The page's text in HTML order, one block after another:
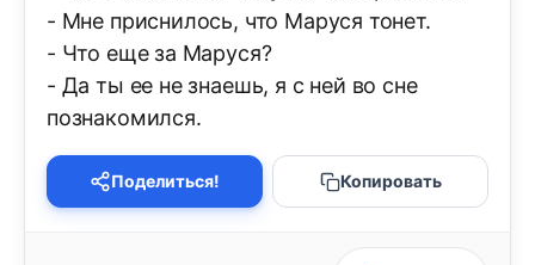
- Мне приснилось, что Маруся тонет.
- Что еще за Маруся?
- Да ты ее не знаешь, я с ней во сне
познакомился.
Поделиться! Копировать